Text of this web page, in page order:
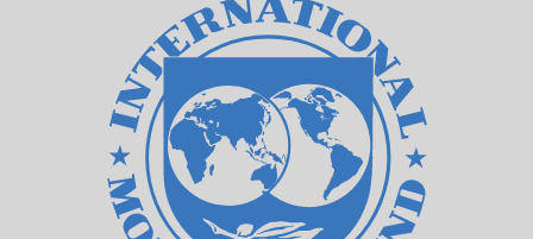
Xe 国際送金